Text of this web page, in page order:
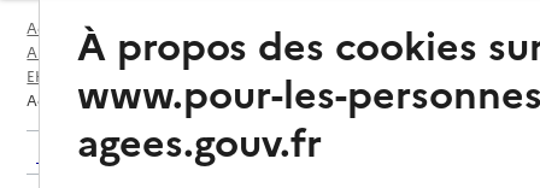
Accueil
Annuaire EHPAD et maisons de retraite
EHPAD par département
Lot-et-Garonne (47)
Accueil de jour la Clé des Sens
Retour aux résultats de l'annuaire
À propos des cookies
www.pour-les-
agees.gouv.fr